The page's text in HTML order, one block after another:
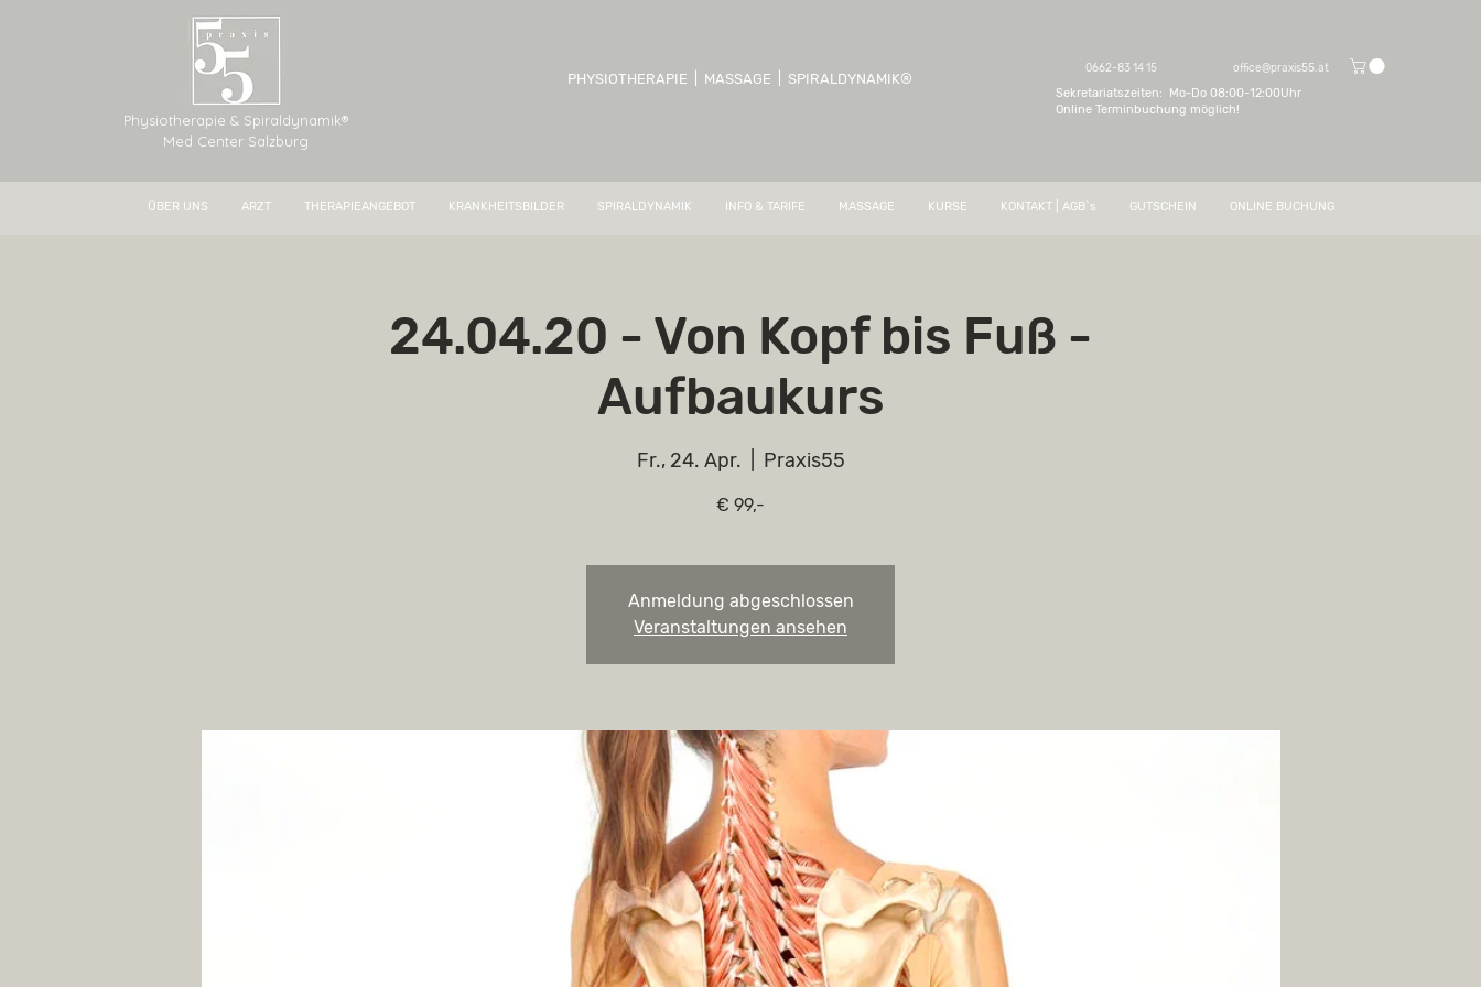
Physiotherapie & Spiraldynamik®
Med Center Salzburg
PHYSIOTHERAPIE | MASSAGE | SPIRALDYNAMIK®
0662-83 14 15 office@praxis55.at
Sekretariatszeiten: Mo-Do 08:00-12:00Uhr
Online Terminbuchung möglich!
ÜBER UNS ARZT THERAPIEANGEBOT KRANKHEITSBILDER SPIRALDYNAMIK INFO & TARIFE MASSAGE KURSE KONTAKT | AGB`s GUTSCHEIN ONLINE BUCHUNG
24.04.20 - Von Kopf bis Fuß -
Aufbaukurs
Fr., 24. Apr. Praxis55
€ 99,-
Anmeldung abgeschlossen
Veranstaltungen ansehen